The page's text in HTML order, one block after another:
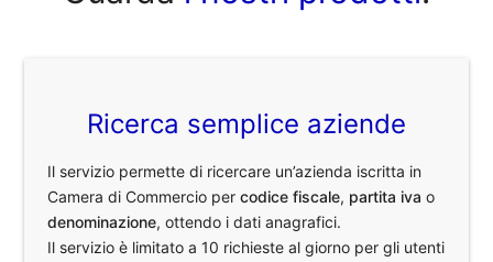
Ricerca semplice aziende
Il servizio permette di ricercare un’azienda iscritta in
Camera di Commercio percodice fiscale, partita iva o
denominazione, ottendo i dati anagrafici.
Il servizio è limitato a 10 richieste al giorno per gli utenti